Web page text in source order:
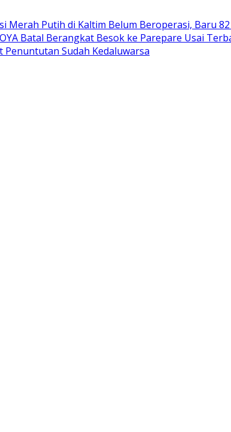
Merah Putih di Kaltim Belum Beroperasi, Baru
Batal Berangkat Besok ke Parepare Usai
Penuntutan Sudah Kedaluwarsa